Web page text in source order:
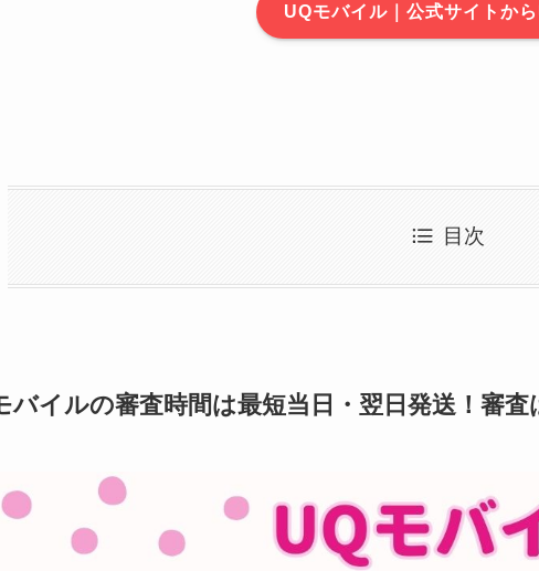
UQモバイル｜公式サイトか
目次
バイルの審査時間は最短当日・翌日発送！審査